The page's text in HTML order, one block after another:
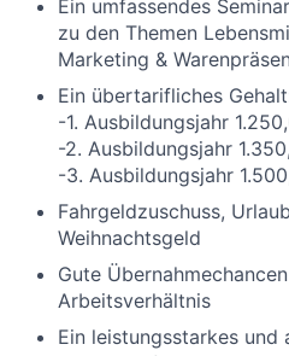
Ein umfassendes
zu den Themen
Marketing &
Ein übertarifliches
-1. Ausbildungsjahr
-2. Ausbildungsjahr
-3. Ausbildungsjahr
Fahrgeldzuschuss,
Weihnachtsgeld
Gute
Arbeitsverhältnis
Ein leistungsstarkes und